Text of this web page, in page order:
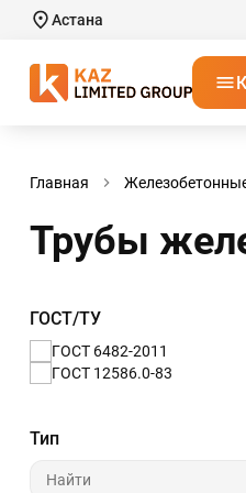
Астана
Главная
Трубы
ГОСТ/ТУ
ГОСТ 6482-2011
ГОСТ 12586.0-83
Тип